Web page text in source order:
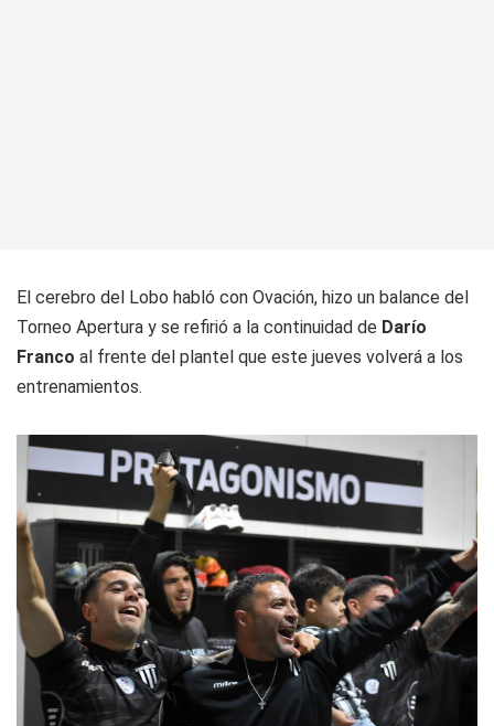
El cerebro del Lobo habló con Ovación, hizo un balance del
Torneo Apertura y se refirió a la continuidad de Darío
Franco al frente del plantel que este jueves volverá a los
entrenamientos.